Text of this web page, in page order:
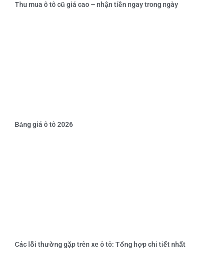
Thu mua ô tô cũ giá cao – nhận tiền ngay trong ngày
Bảng giá ô tô 2026
Các lỗi thường gặp trên xe ô tô: Tổng hợp chi tiết nhất